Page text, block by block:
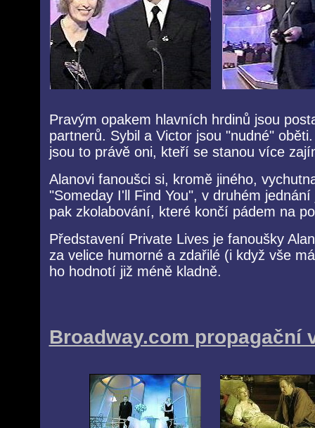
Pravým opakem hlavních hrdinů jsou
partnerů. Sybil a Victor jsou "nudné"
jsou to právě oni, kteří se stanou více
Alanovi fanoušci si, kromě jiného,
"Someday I'll Find You", v druhém
pak zkolabování, které končí pádem na
Představení Private Lives je fanoušky
za velice humorné a zdařilé (i když vše
ho hodnotí již méně kladně.
Broadway.com propagační